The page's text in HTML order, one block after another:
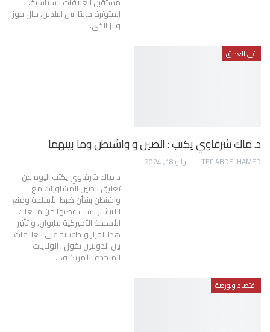
المتوترة حاليًا، بين البلدين، حال فوز
والز الذي…
في العمق
د. ماك شرقاوي يكتب : الصين و واشنطن وما بينهما
AWATEF ABDELHAMED يوليو 18, 2024
د ماك شرقاوي يكتب اليوم عن
تعليق الصين المشاورات مع
واشنطن بشأن ضبط الأسلحة ومنع
الانتشار بسبب غضبها من مبيعات
الأسلحة الأميركية لتايوان، و تأثير
هذا القرار وتداعياته على العلاقات
بين الدولتين يقول : الولايات
المتحدة الأمريكية،…
اقتصاد وبورصة